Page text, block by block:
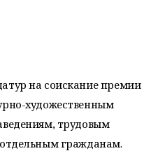
на соискание премии
художественным
трудовым
гражданам.